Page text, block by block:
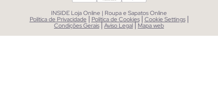
INSIDE Loja Online | Roupa e Sapatos Online
Política de Privacidade | Política de Cookies | Cookie Settings |
Condições Gerais|Aviso Legal| Mapa web